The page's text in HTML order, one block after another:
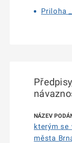
Priloha
kterým se
města